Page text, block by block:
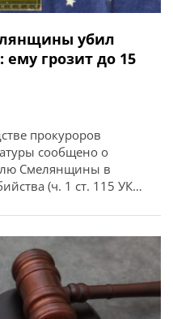
убил
ему грозит до 15
прокуроров
сообщено о
Смелянщины в
(ч. 1 ст. 115 УК
в ночь на 11
подозреваемый
в одном из районов